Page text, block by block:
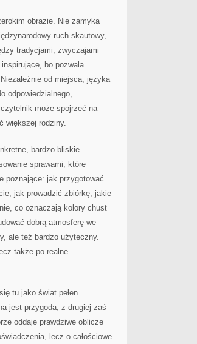
obrazie. Nie zamyka
ruch skautowy,
tradycjami, zwyczajami
bo pozwala
od miejsca, języka
odpowiedzialnego,
może spojrzeć na
większej rodziny.
bardzo bliskie
sprawami, które
poznające: jak przygotować
jak prowadzić zbiórkę, jakie
co oznaczają kolory chust
dobrą atmosferę we
ale też bardzo użyteczny.
także po realne
tu jako świat pełen
jest przygoda, z drugiej zaś
oddaje prawdziwe oblicze
lecz o całościowe